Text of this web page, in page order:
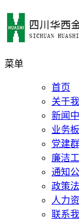
菜单
首页
关于我
新闻
业务
党建
廉洁
通知
政策
人力
联系我